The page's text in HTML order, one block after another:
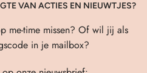
VAN ACTIES EN NIEUWTJES?
me-time missen? Of wil jij als
in je mailbox?